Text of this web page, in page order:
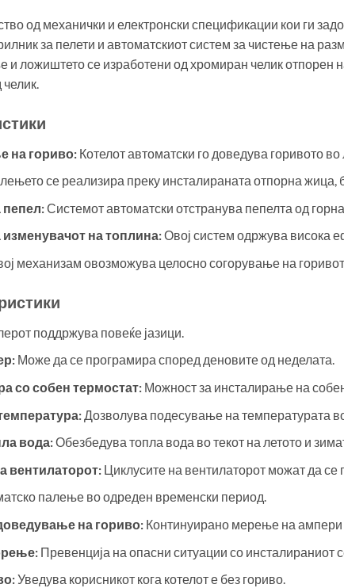
од механички и електронски спецификации кои ги
за пелети и автоматскиот систем за чистење на
и ложиштето се изработени од хромиран челик отпорен
на гориво:Котелот автоматски го доведува горивото
се реализира преку инсталираната отпорна жица,
пепел:Системот автоматски отстранува пепелта од
на топлина:Овој систем одржува висока
механизам овозможува целосно согорување на
поддржува повеќе јазици.
Може да се програмира според деновите од неделата.
со собен термостат:Можност за инсталирање на
Дозволува подесување на температурата
вода:Обезбедува топла вода во текот на летото и
вентилаторот:Циклусите на вентилаторот можат да се
палење во одреден временски период.
на гориво:Континуирано мерење на ампери
Превенција на опасни ситуации со инсталираниот
Уведува корисникот кога котелот е без гориво.